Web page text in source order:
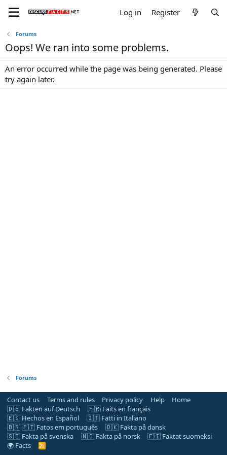
Log in Register
Forums
Oops! We ran into some problems.
An error occurred while the page was being generated. Please
try again later.
Forums
Contact us Terms and rules Privacy policy Help
Home
🇩🇪 Fakten auf Deutsch
🇫🇷 Faits en français
🇪🇸 Hechos en Español
🇮🇹 Fatti in Italiano
🇧🇷 🇵🇹 Fatos em português
🇩🇰 Fakta på dansk
🇸🇪 Fakta på svenska
🇳🇴 Fakta på norsk
🇫🇮 Faktat suomeksi
🌍 Facts
R